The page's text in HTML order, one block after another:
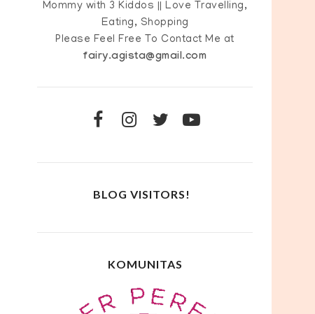
Mommy with 3 Kiddos || Love Travelling,
Eating, Shopping
Please Feel Free To Contact Me at
fairy.agista@gmail.com
BLOG VISITORS!
KOMUNITAS